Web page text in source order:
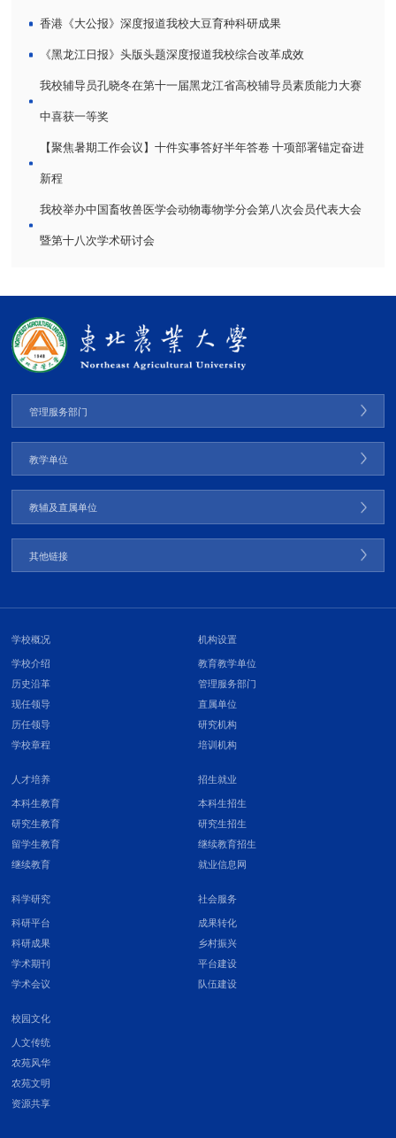
香港《大公报》深度报道我校大豆育种科研成果
《黑龙江日报》头版头题深度报道我校综合改革成效
我校辅导员孔晓冬在第十一届黑龙江省高校辅导员素质能力大赛
中喜获一等奖
【聚焦暑期工作会议】十件实事答好半年答卷 十项部署锚定奋进
新程
我校举办中国畜牧兽医学会动物毒物学分会第八次会员代表大会
暨第十八次学术研讨会
管理服务部门
教学单位
教辅及直属单位
其他链接
学校概况
学校介绍
历史沿革
现任领导
历任领导
学校章程
机构设置
教育教学单位
管理服务部门
直属单位
研究机构
培训机构
人才培养
本科生教育
研究生教育
留学生教育
继续教育
招生就业
本科生招生
研究生招生
继续教育招生
就业信息网
科学研究
科研平台
科研成果
学术期刊
学术会议
社会服务
成果转化
乡村振兴
平台建设
队伍建设
校园文化
人文传统
农苑风华
农苑文明
资源共享